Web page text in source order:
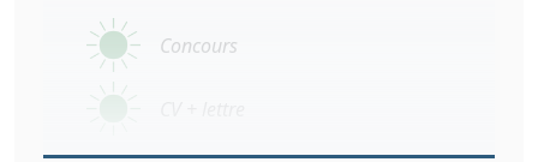
Concours